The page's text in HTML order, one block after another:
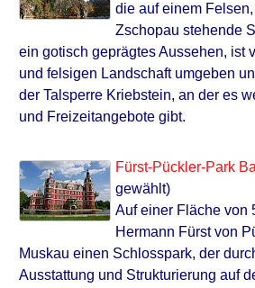
die auf einem
Zschopau stehende
ein gotisch geprägtes Aussehen, ist
und felsigen Landschaft umgeben
der Talsperre Kriebstein, an der es
und Freizeitangebote gibt.
Fürst-Pückler-Park
gewählt)
Auf einer Fläche von
Hermann Fürst von
Muskau einen Schlosspark, der
Ausstattung und Strukturierung auf